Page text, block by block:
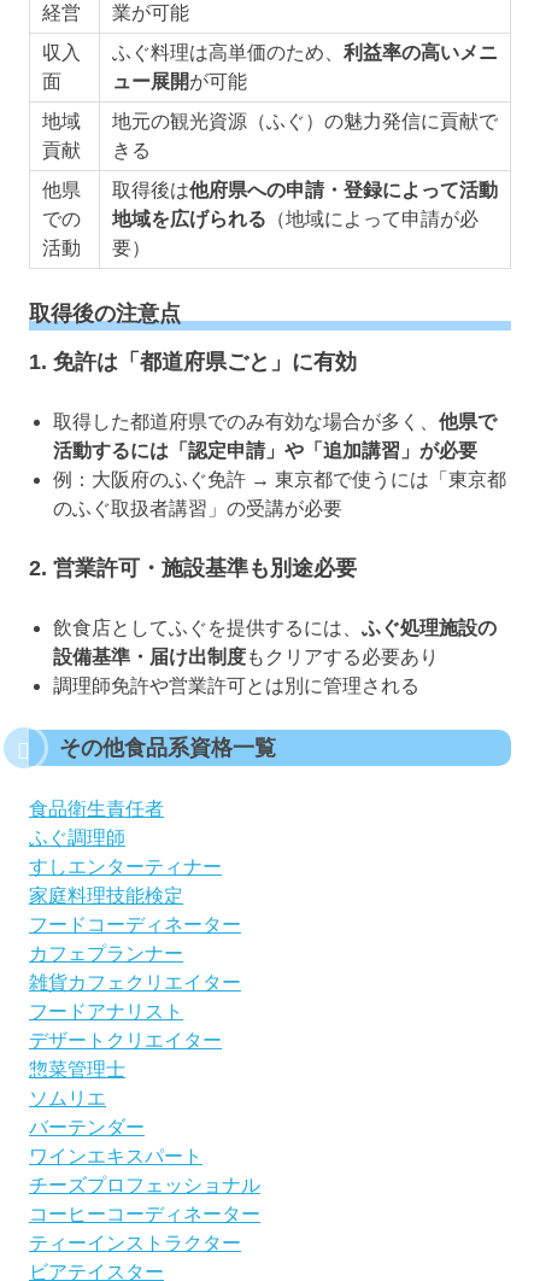
経営
業が可能
収入
面
ふぐ料理は高単価のため、 利益率の高いメニ
ュー展開が可能
地域
貢献
地元の観光資源（ふぐ）の魅力発信に貢献で
きる
他県
での
活動
取得後は他府県への申請・登録によって活動
地域を広げられる （地域によって申請が必
要）
取得後の注意点
1. 免許は「都道府県ごと」に有効
取得した都道府県でのみ有効な場合が多く、 他県で
活動するには「認定申請」や「追加講習」が必要
例：大阪府のふぐ免許 → 東京都で使うには「東京都
のふぐ取扱者講習」の受講が必要
2. 営業許可・施設基準も別途必要
飲食店としてふぐを提供するには、 ふぐ処理施設の
設備基準・届け出制度もクリアする必要あり
調理師免許や営業許可とは別に管理される
その他食品系資格一覧
食品衛生責任者
ふぐ調理師
すしエンターティナー
家庭料理技能検定
フードコーディネーター
カフェプランナー
雑貨カフェクリエイター
フードアナリスト
デザートクリエイター
惣菜管理士
ソムリエ
バーテンダー
ワインエキスパート
チーズプロフェッショナル
コーヒーコーディネーター
ティーインストラクター
ビアテイスター